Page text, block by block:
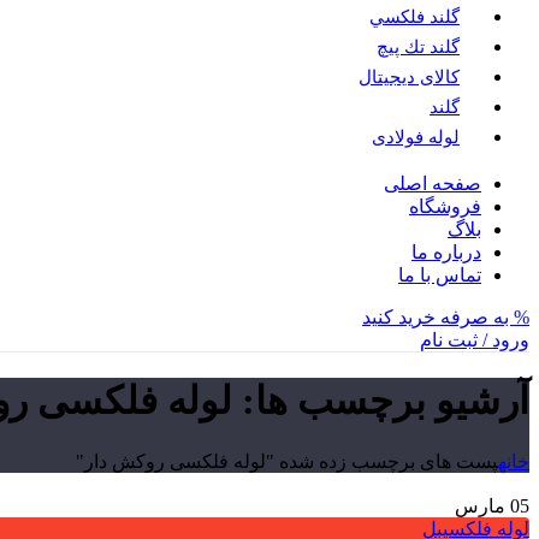
گلند فلكسي
گلند تك پيچ
کالای دیجیتال
گلند
لوله فولادی
صفحه اصلی
فروشگاه
بلاگ
درباره ما
تماس با ما
% به صرفه خرید کنید
ورود / ثبت نام
آرشیو برچسب ها: لوله فلکسی
خانهپست های برچسب زده شده "لوله فلکسی روکش دار"
05 مارس
لوله فلکسیبل